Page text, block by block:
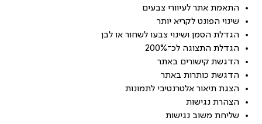
התאמת אתר לעיוורי צבעים
שינוי הפונט לקריא יותר
הגדלת הסמן ושינוי צבעו לשחור או לבן
הגדלת התצוגה לכ־200%
הדגשת קישורים באתר
הדגשת כותרות באתר
הצגת תיאור אלטרנטיבי לתמונות
הצהרת נגישות
שליחת משוב נגישות